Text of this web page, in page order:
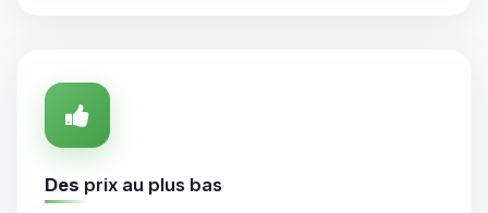
Des prix au plus bas